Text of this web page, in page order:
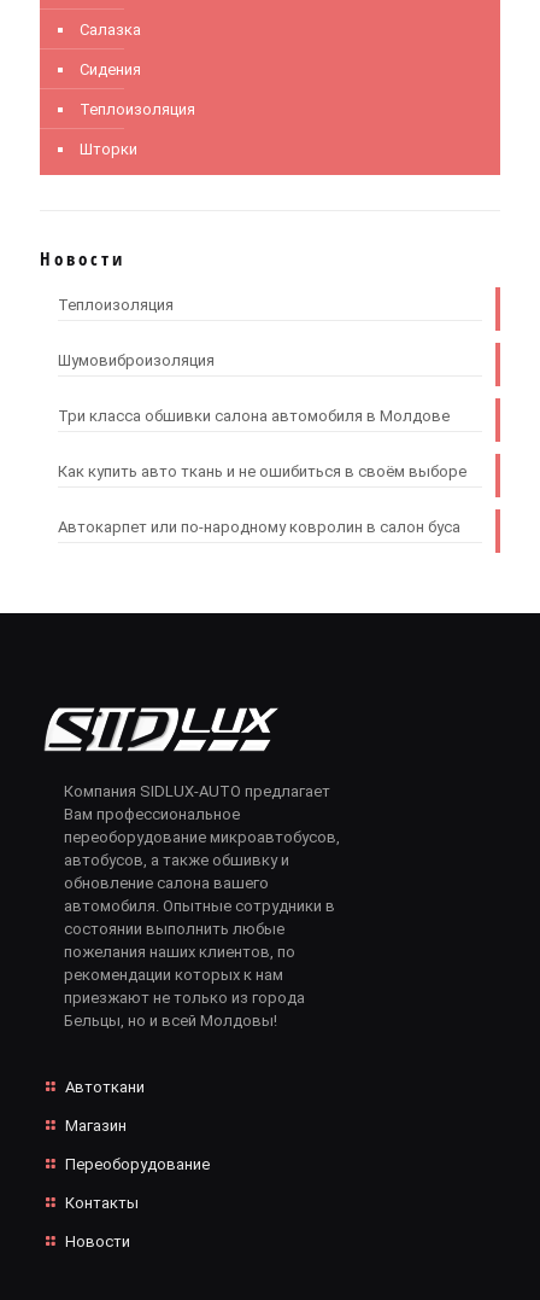
Салазка
Сидения
Теплоизоляция
Шторки
Новости
Теплоизоляция
Шумовиброизоляция
Три класса обшивки салона автомобиля в Молдове
Как купить авто ткань и не ошибиться в своём выборе
Автокарпет или по-народному ковролин в салон буса
Компания SIDLUX-AUTO предлагает
Вам профессиональное
переоборудование микроавтобусов,
автобусов, а также обшивку и
обновление салона вашего
автомобиля. Опытные сотрудники в
состоянии выполнить любые
пожелания наших клиентов, по
рекомендации которых к нам
приезжают не только из города
Бельцы, но и всей Молдовы!
Автоткани
Магазин
Переоборудование
Контакты
Новости